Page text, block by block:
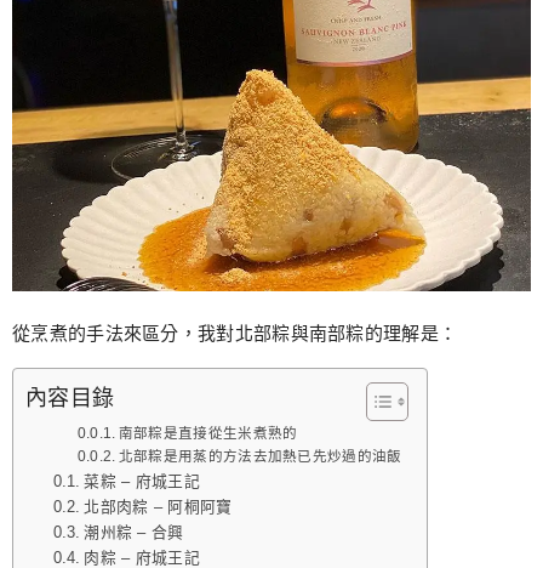
從烹煮的手法來區分，我對北部粽與南部粽的理解是：
內容目錄
南部粽是直接從生米煮熟的
北部粽是用蒸的方法去加熱已先炒過的油飯
菜粽 – 府城王記
北部肉粽 – 阿桐阿寶
潮州粽 – 合興
肉粽 – 府城王記